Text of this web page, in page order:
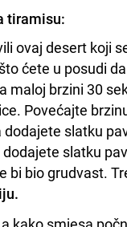
tiramisu:
ovaj desert koji
ćete u posudi
maloj brzini 30
Povećajte
slatku
slatku
bi bio grudvast.